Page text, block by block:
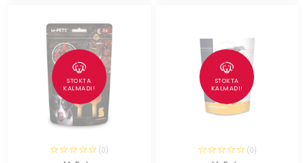
STOKTA
KALMADI!
(0)
STOKTA
KALMADI!
(0)